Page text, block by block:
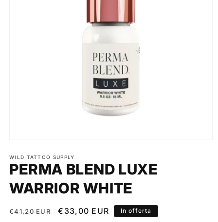
multimediali
1
in
modale
WILD TATTOO SUPPLY
PERMA BLEND LUXE
WARRIOR WHITE
Prezzo
€41,20 EUR
Prezzo
€33,00 EUR In offerta